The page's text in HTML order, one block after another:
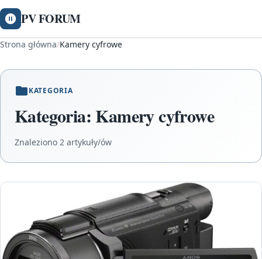
PV FORUM
Strona główna/Kamery cyfrowe
KATEGORIA
Kategoria: Kamery cyfrowe
Znaleziono 2 artykuły/ów